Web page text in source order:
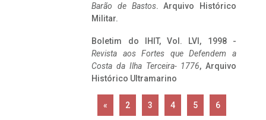
Barão de Bastos. Arquivo Histórico
Militar.
Boletim do IHIT, Vol. LVI, 1998 -
Revista aos Fortes que Defendem a
Costa da Ilha Terceira- 1776, Arquivo
Histórico Ultramarino
« 2 3 4 5 6